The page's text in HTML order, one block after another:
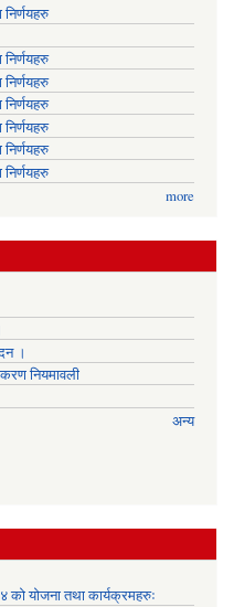
more
।
नियमावली
अन्य
को योजना तथा कार्यक्रमहरुः